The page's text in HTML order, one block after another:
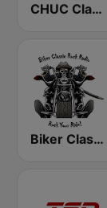
CHUC Classic Rock 107.9 FM
Biker Classic Rock Radio